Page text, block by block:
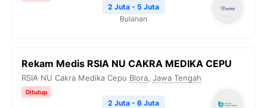
2 Juta - 5 Juta
Bulanan
Rekam Medis RSIA NU CAKRA MEDIKA CEPU
RSIA NU Cakra Medika Cepu Blora, Jawa Tengah
Ditutup
2 Juta - 6 Juta